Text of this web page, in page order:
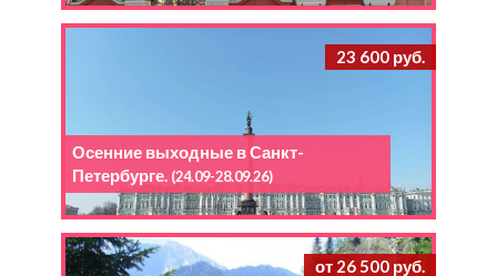
23 600 руб.
Осенние выходные в Санкт-
Петербурге. (24.09-28.09.26)
от 26 500 руб.